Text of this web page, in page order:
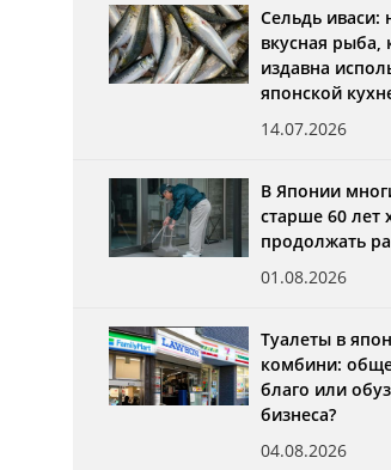
Сельдь иваси:
вкусная рыба,
издавна
японской
14.07.2026
В Японии
старше 60 лет
продолжать
01.08.2026
Туалеты в
комбини:
благо или
бизнеса?
04.08.2026